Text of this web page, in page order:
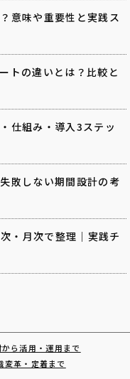
意味や重要性と実践ス
トの違いとは？比較と
仕組み・導入3ステッ
敗しない期間設計の考
・月次で整理｜実践チ
ら活用・運用まで
変革・定着まで